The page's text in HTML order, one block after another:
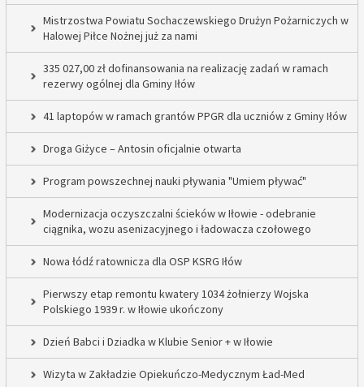
Mistrzostwa Powiatu Sochaczewskiego Drużyn Pożarniczych w
Halowej Piłce Nożnej już za nami
335 027,00 zł dofinansowania na realizację zadań w ramach
rezerwy ogólnej dla Gminy Iłów
41 laptopów w ramach grantów PPGR dla uczniów z Gminy Iłów
Droga Giżyce – Antosin oficjalnie otwarta
Program powszechnej nauki pływania "Umiem pływać"
Modernizacja oczyszczalni ścieków w Iłowie - odebranie
ciągnika, wozu asenizacyjnego i ładowacza czołowego
Nowa łódź ratownicza dla OSP KSRG Iłów
Pierwszy etap remontu kwatery 1034 żołnierzy Wojska
Polskiego 1939 r. w Iłowie ukończony
Dzień Babci i Dziadka w Klubie Senior + w Iłowie
Wizyta w Zakładzie Opiekuńczo-Medycznym Ład-Med